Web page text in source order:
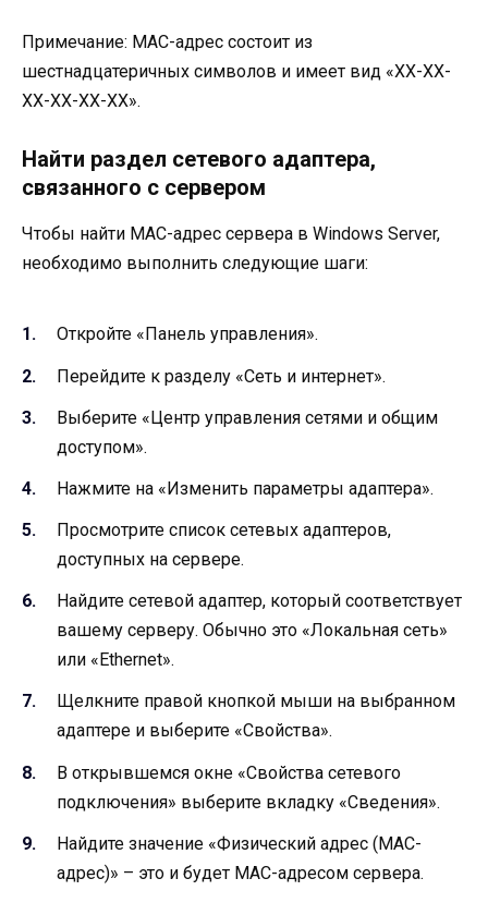
Примечание: MAC-адрес состоит из
шестнадцатеричных символов и имеет вид «XX-XX-
XX-XX-XX-XX».
Найти раздел сетевого адаптера,
связанного с сервером
Чтобы найти MAC-адрес сервера в Windows Server,
необходимо выполнить следующие шаги:
Откройте «Панель управления».
Перейдите к разделу «Сеть и интернет».
Выберите «Центр управления сетями и общим
доступом».
Нажмите на «Изменить параметры адаптера».
Просмотрите список сетевых адаптеров,
доступных на сервере.
Найдите сетевой адаптер, который соответствует
вашему серверу. Обычно это «Локальная сеть»
или «Ethernet».
Щелкните правой кнопкой мыши на выбранном
адаптере и выберите «Свойства».
В открывшемся окне «Свойства сетевого
подключения» выберите вкладку «Сведения».
Найдите значение «Физический адрес (MAC-
адрес)» – это и будет MAC-адресом сервера.